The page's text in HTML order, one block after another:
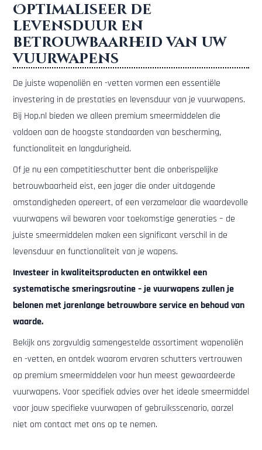
Optimaliseer de
levensduur en
betrouwbaarheid van uw
vuurwapens
De juiste wapenoliën en -vetten vormen een essentiële
investering in de prestaties en levensduur van je vuurwapens.
Bij Hop.nl bieden we alleen premium smeermiddelen die
voldoen aan de hoogste standaarden van bescherming,
functionaliteit en langdurigheid.
Of je nu een competitieschutter bent die onberispelijke
betrouwbaarheid eist, een jager die onder uitdagende
omstandigheden opereert, of een verzamelaar die waardevolle
vuurwapens wil bewaren voor toekomstige generaties – de
juiste smeermiddelen maken een significant verschil in de
levensduur en functionaliteit van je wapens.
Investeer in kwaliteitsproducten en ontwikkel een
systematische smeringsroutine – je vuurwapens zullen je
belonen met jarenlange betrouwbare service en behoud van
waarde.
Bekijk ons zorgvuldig samengestelde assortiment wapenoliën
en -vetten, en ontdek waarom ervaren schutters vertrouwen
op premium smeermiddelen voor hun meest gewaardeerde
vuurwapens. Voor specifiek advies over het ideale smeermiddel
voor jouw specifieke vuurwapen of gebruiksscenario, aarzel
niet om contact met ons op te nemen.